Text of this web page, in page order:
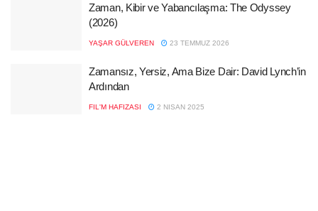
Zaman, Kibir ve Yabancılaşma: The Odyssey
(2026)
YAŞAR GÜLVEREN 23 TEMMUZ 2026
Zamansız, Yersiz, Ama Bize Dair: David Lynch’in
Ardından
FIL'M HAFIZASI 2 NISAN 2025